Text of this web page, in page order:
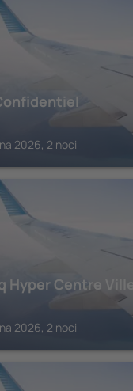
2026, 2 noci
Hyper Centre Ville
2026, 2 noci